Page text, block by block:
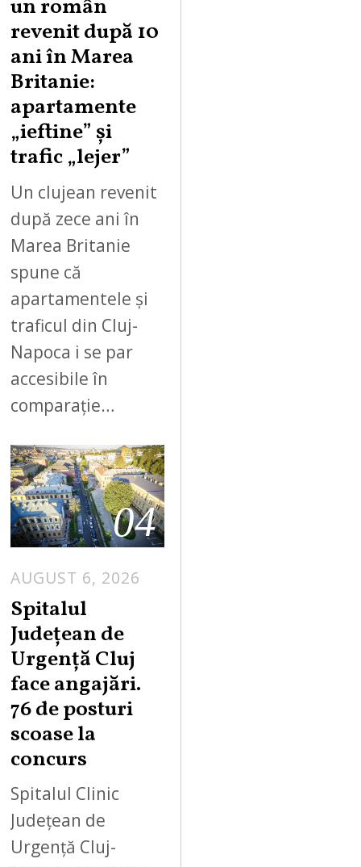
un român
revenit după 10
ani în Marea
Britanie:
apartamente
„ieftine” și
trafic „lejer”
Un clujean revenit
după zece ani în
Marea Britanie
spune că
apartamentele și
traficul din Cluj-
Napoca i se par
accesibile în
comparație…
04
AUGUST 6, 2026
Spitalul
Județean de
Urgență Cluj
face angajări.
76 de posturi
scoase la
concurs
Spitalul Clinic
Județean de
Urgență Cluj-